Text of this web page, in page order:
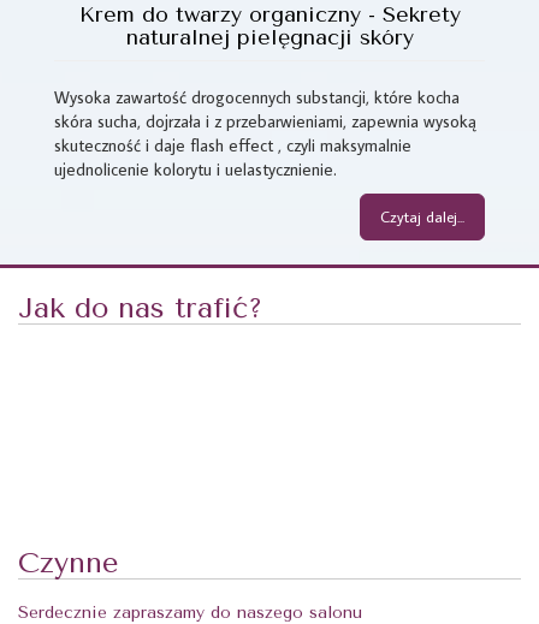
Krem do twarzy organiczny - Sekrety
naturalnej pielęgnacji skóry
Wysoka zawartość drogocennych substancji, które kocha
skóra sucha, dojrzała i z przebarwieniami, zapewnia wysoką
skuteczność i daje flash effect , czyli maksymalnie
ujednolicenie kolorytu i uelastycznienie.
Czytaj dalej...
Jak do nas trafić?
Czynne
Serdecznie zapraszamy do naszego salonu